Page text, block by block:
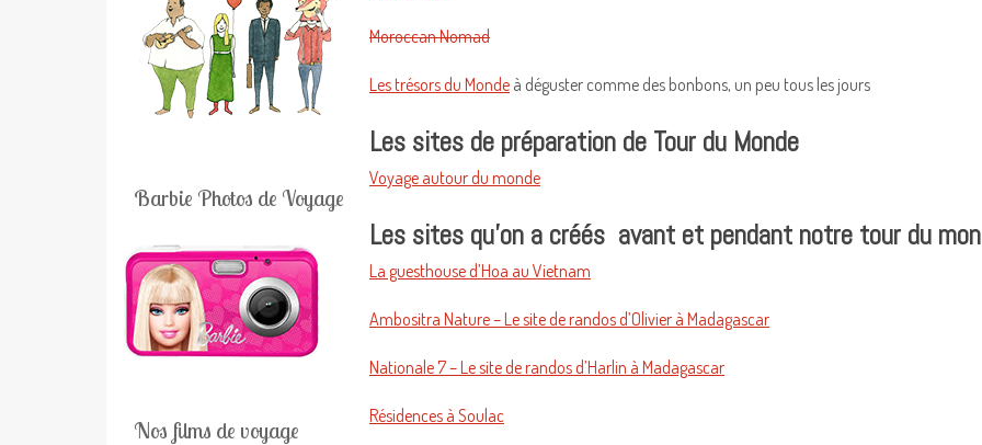
Moroccan Nomad
Les trésors du Monde à déguster comme des bonbons, un peu tous les jours
Les sites de préparation de Tour du Monde
Voyage autour du monde
Les sites qu’on a créés avant et pendant notre tour du
La guesthouse d’Hoa au Vietnam
Ambositra Nature – Le site de randos d’Olivier à Madagascar
Nationale 7 – Le site de randos d’Harlin à Madagascar
Résidences à Soulac
Barbie Photos de Voyage
Nos films de voyage